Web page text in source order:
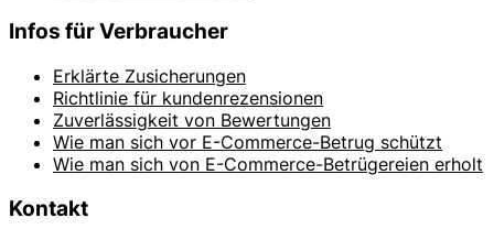
Infos für Verbraucher
Erklärte Zusicherungen
Richtlinie für kundenrezensionen
Zuverlässigkeit von Bewertungen
Wie man sich vor E-Commerce-Betrug schützt
Wie man sich von E-Commerce-Betrügereien erholt
Kontakt